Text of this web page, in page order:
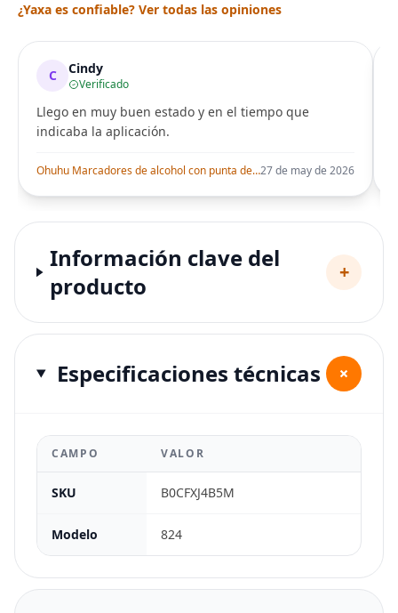
¿Yaxa es confiable? Ver todas las opiniones
C Cindy
Verificado
Llego en muy buen estado y en el tiempo que
indicaba la aplicación.
Ohuhu Marcadores de alcohol con punta de pincel – Juego de marcadores artísticos de doble punta con certificación AP para artistas adultos27 de may de 2026
Información clave del
producto
+
Especificaciones técnicas +
CAMPO VALOR
SKU B0CFXJ4B5M
Modelo 824